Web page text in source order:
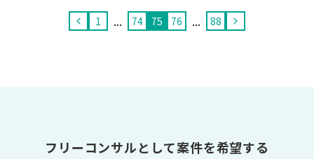
1 ... 74 75 76 ... 88
フリーコンサルとして案件を希望する